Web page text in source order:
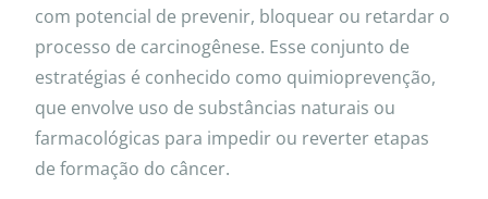
com potencial de prevenir, bloquear ou retardar o
processo de carcinogênese. Esse conjunto de
estratégias é conhecido como quimioprevenção,
que envolve uso de substâncias naturais ou
farmacológicas para impedir ou reverter etapas
de formação do câncer.